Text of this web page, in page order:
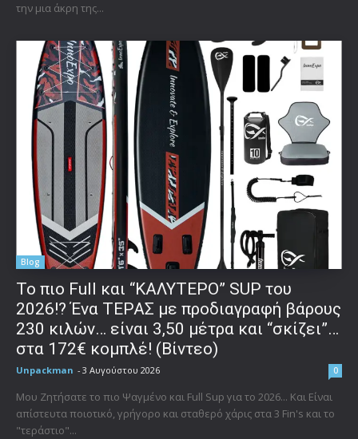
την μια άκρη της...
Blog
To πιο Full και “ΚΑΛΥΤΕΡΟ” SUP του
2026!? Ένα ΤΕΡΑΣ με προδιαγραφή βάρους
230 κιλών… είναι 3,50 μέτρα και “σκίζει”…
στα 172€ κομπλέ! (Βίντεο)
Unpackman - 3 Αυγούστου 2026 0
Μου Ζητήσατε το πιο Ψαγμένο και Full Sup για το 2026... Και Είναι
απίστευτα ποιοτικό, γρήγορο και σταθερό χάρις στα 3 Fin's και το
"τεράστιο"...